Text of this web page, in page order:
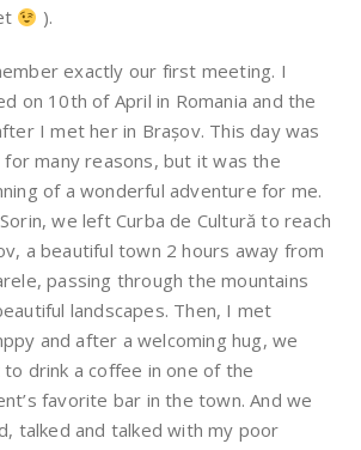
).
exactly our first meeting. I
on 10th of April in Romania and the
I met her in Brașov. This day was
many reasons, but it was the
of a wonderful adventure for me.
we left Curba de Cultură to reach
a beautiful town 2 hours away from
passing through the mountains
landscapes. Then, I met
and after a welcoming hug, we
drink a coffee in one of the
favorite bar in the town. And we
talked and talked with my poor